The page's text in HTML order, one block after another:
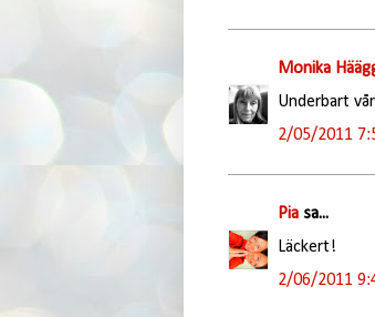
Monika
Underbart
2/05/2011
Piasa...
Läckert!
2/06/2011